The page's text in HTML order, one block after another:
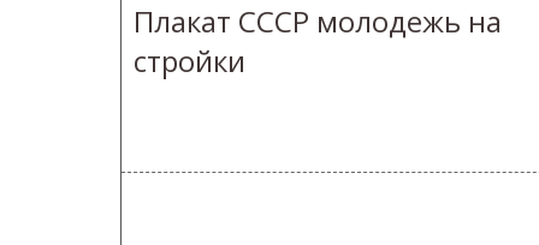
Плакат СССР молодежь на
стройки